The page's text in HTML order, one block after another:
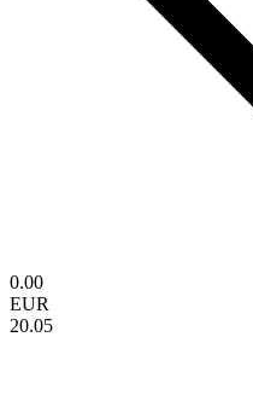
0.00
EUR
20.05